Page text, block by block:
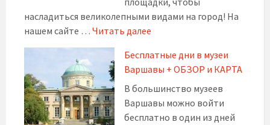
насладиться великолепными видами на город! На
нашем сайте … Читать далее
Бесплатные дни в музеи
Варшавы + ОБЗОР и КАРТА
В большинство музеев
Варшавы можно войти
бесплатно в один из дней